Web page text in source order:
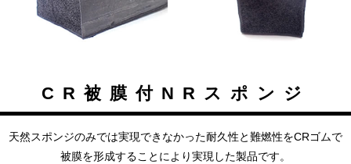
CR被膜付NRスポンジ
天然スポンジのみでは実現できなかった耐久性と難燃性をCRゴムで
被膜を形成することにより実現した製品です。